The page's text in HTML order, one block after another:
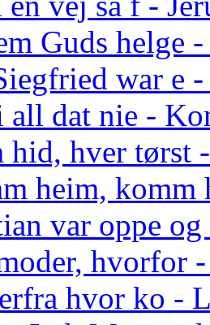
Guds helge
war e
all dat nie -
hid, hver tørst
heim, komm
var oppe
hvorfor
hvor ko -